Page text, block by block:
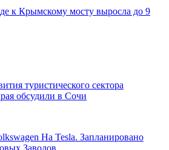
к Крымскому мосту выросла до 9
туристического сектора
обсудили в Сочи
На Tesla. Запланировано
Заводов